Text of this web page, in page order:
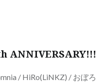
ANNIVERSARY!!!
/ HiRo(LiNKZ) / おぼろ